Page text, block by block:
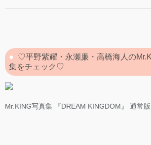
♡平野紫耀・永瀬廉・高橋海人の
集をチェック♡
Mr.KING写真集 『DREAM KINGDOM』 通常版